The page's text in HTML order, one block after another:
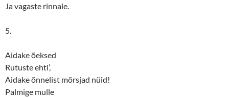
Ja vagaste rinnale.
5.
Aidake õeksed
Rutuste ehti’,
Aidake õnnelist mõrsjad nüid!
Palmige mulle